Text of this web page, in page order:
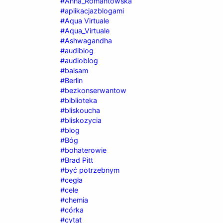
#aplikacjazblogami
#Aqua Virtuale
#Aqua_Virtuale
#Ashwagandha
#audiblog
#audioblog
#balsam
#Berlin
#bezkonserwantow
#biblioteka
#bliskoucha
#bliskozycia
#blog
#Bóg
#bohaterowie
#Brad Pitt
#być potrzebnym
#cegła
#cele
#chemia
#córka
#cytat